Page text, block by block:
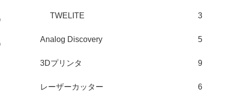
TWELITE 3
Analog Discovery 5
3Dプリンタ 9
レーザーカッター 6